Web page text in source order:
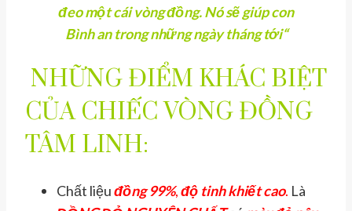
đeo một cái vòng đồng. Nó sẽ giúp con
Bình an trong những ngày tháng tới“
NHỮNG ĐIỂM KHÁC BIỆT
CỦA CHIẾC VÒNG ĐỒNG
TÂM LINH:
Chất liệuđồng 99%,độ tinh khiết cao. Là